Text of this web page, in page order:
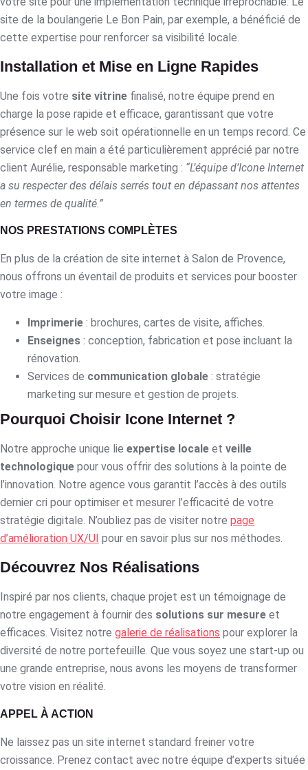
site de la boulangerie Le Bon Pain, par exemple, a bénéficié de
cette expertise pour renforcer sa visibilité locale.
Installation et Mise en Ligne Rapides
Une fois votre site vitrine finalisé, notre équipe prend en
charge la pose rapide et efficace, garantissant que votre
présence sur le web soit opérationnelle en un temps record. Ce
service clef en main a été particulièrement apprécié par notre
client Aurélie, responsable marketing : “L’équipe d’Icone Internet
a su respecter des délais serrés tout en dépassant nos attentes
en termes de qualité.”
NOS PRESTATIONS COMPLÈTES
En plus de la création de site internet à Salon de Provence,
nous offrons un éventail de produits et services pour booster
votre image :
Imprimerie : brochures, cartes de visite, affiches.
Enseignes : conception, fabrication et pose incluant la
rénovation.
Services de communication globale : stratégie
marketing sur mesure et gestion de projets.
Pourquoi Choisir Icone Internet ?
Notre approche unique lie expertise locale et veille
technologique pour vous offrir des solutions à la pointe de
l’innovation. Notre agence vous garantit l’accès à des outils
dernier cri pour optimiser et mesurer l’efficacité de votre
stratégie digitale. N’oubliez pas de visiter notre page
d’amélioration UX/UI pour en savoir plus sur nos méthodes.
Découvrez Nos Réalisations
Inspiré par nos clients, chaque projet est un témoignage de
notre engagement à fournir des solutions sur mesure et
efficaces. Visitez notre galerie de réalisations pour explorer la
diversité de notre portefeuille. Que vous soyez une start-up ou
une grande entreprise, nous avons les moyens de transformer
votre vision en réalité.
APPEL À ACTION
Ne laissez pas un site internet standard freiner votre
croissance. Prenez contact avec notre équipe d’experts située